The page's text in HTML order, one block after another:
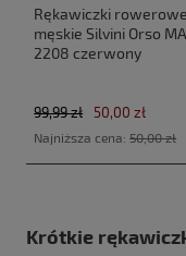
Rękawiczki rowerowe
męskie Silvini Orso
2208 czerwony
50,00 zł
99,99 zł
Najniższa cena:50,00 zł
Krótkie